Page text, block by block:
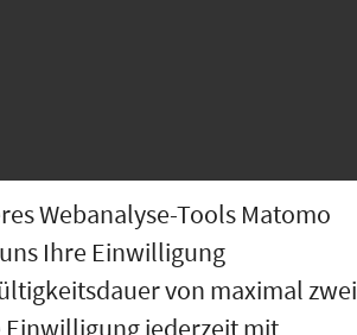
Webanalyse-Tools Matomo
Ihre Einwilligung
von maximal zwei
Einwilligung jederzeit mit